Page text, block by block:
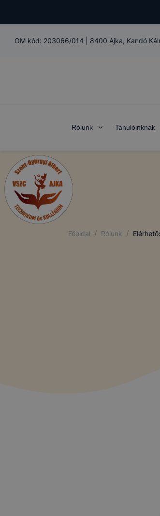
OM kód: 203066/014 8400 Ajka, Kandó
Rólunk Tanulóinknak
Főoldal / Rólunk /